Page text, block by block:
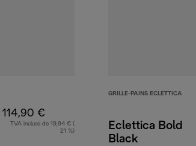
114,90 €
TVA incluse de 19,94 € (
21 %)
GRILLE-PAINS ECLETTICA
Eclettica Bold
Black